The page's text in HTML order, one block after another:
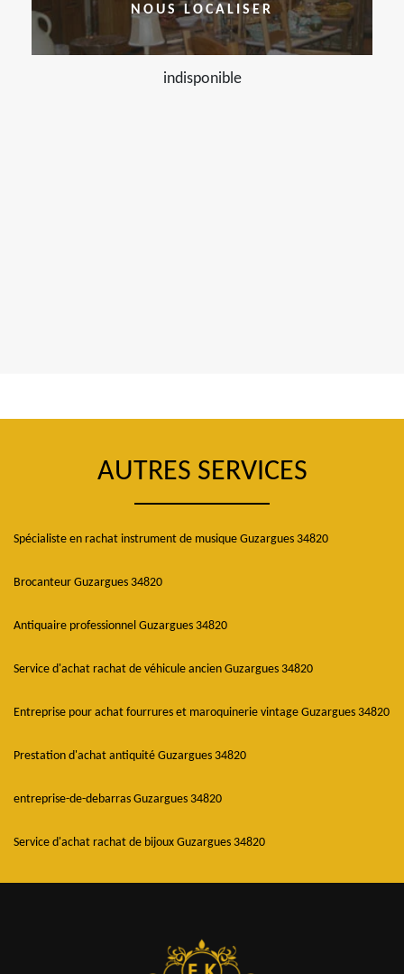
NOUS LOCALISER
indisponible
AUTRES SERVICES
Spécialiste en rachat instrument de musique Guzargues 34820
Brocanteur Guzargues 34820
Antiquaire professionnel Guzargues 34820
Service d'achat rachat de véhicule ancien Guzargues 34820
Entreprise pour achat fourrures et maroquinerie vintage Guzargues 34820
Prestation d'achat antiquité Guzargues 34820
entreprise-de-debarras Guzargues 34820
Service d'achat rachat de bijoux Guzargues 34820